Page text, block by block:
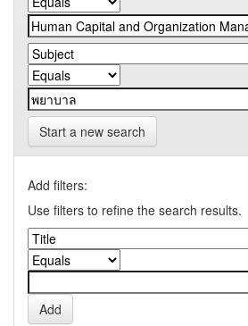
Start a new search
Add filters:
Use filters to refine the search results.